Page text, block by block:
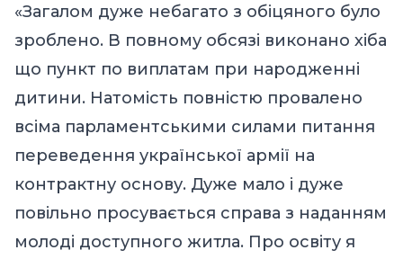
«Загалом дуже небагато з обіцяного було
зроблено. В повному обсязі виконано хіба
що пункт по виплатам при народженні
дитини. Натомість повністю провалено
всіма парламентськими силами питання
переведення української армії на
контрактну основу. Дуже мало і дуже
повільно просувається справа з наданням
молоді доступного житла. Про освіту я